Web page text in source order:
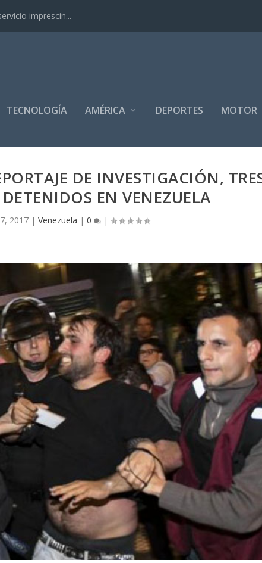
imprescin...
TECNOLOGÍA AMÉRICA DEPORTES MOTOR
DE INVESTIGACIÓN,
EN VENEZUELA
2017| Venezuela | 0 |